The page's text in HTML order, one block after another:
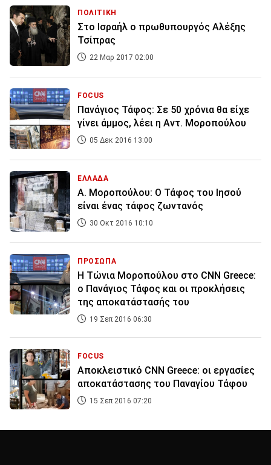
ΠΟΛΙΤΙΚΗ
Στο Ισραήλ ο πρωθυπουργός Αλέξης
Τσίπρας
22 Μαρ 2017 02:00
FOCUS
Πανάγιος Τάφος: Σε 50 χρόνια θα είχε
γίνει άμμος, λέει η Αντ. Μοροπούλου
05 Δεκ 2016 13:00
ΕΛΛΑΔΑ
Α. Μοροπούλου: Ο Τάφος του Ιησού
είναι ένας τάφος ζωντανός
30 Οκτ 2016 10:10
ΠΡΟΣΩΠΑ
Η Τώνια Μοροπούλου στο CNN Greece:
ο Πανάγιος Τάφος και οι προκλήσεις
της αποκατάστασής του
19 Σεπ 2016 06:30
FOCUS
Αποκλειστικό CNN Greece: οι εργασίες
αποκατάστασης του Παναγίου Τάφου
15 Σεπ 2016 07:20